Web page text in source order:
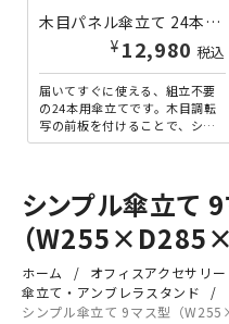
木目パネル傘立て 24本用 W600×D250×H620 ナチュラル
¥ 12,980 税込
届いてすぐに使える、組立不要
の24本用傘立てです。木目調転
写の前板を付けることで、シン
プルながらお洒落なデザインを
シンプル傘立て
（
ホーム
オフィスアクセサリ
傘立て・アンブレラスタンド
シンプル傘立て 9マス型（